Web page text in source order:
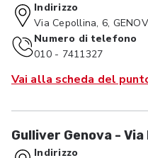
Indirizzo
Via Cepollina, 6,
Numero di telefono
010 - 7411327
Vai alla scheda del
Gulliver Genova -
Indirizzo